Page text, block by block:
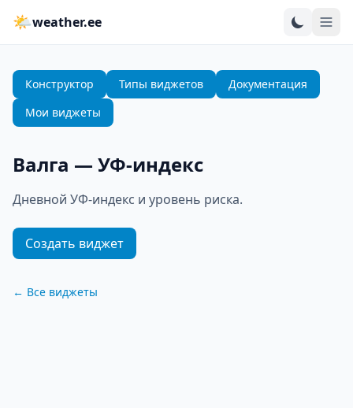
🌤weather.ee
Конструктор Типы виджетов
Документация
Мои виджеты
Валга — УФ-индекс
Дневной УФ-индекс и уровень риска.
Создать виджет
← Все виджеты